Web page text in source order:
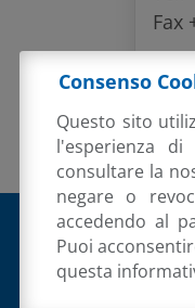
Fax
Consenso
Questo sito
l'esperienza
consultare la
negare o
accedendo al
Puoi
questa